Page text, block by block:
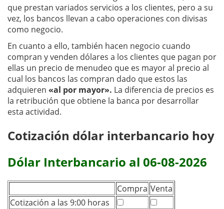
que prestan variados servicios a los clientes, pero a su
vez, los bancos llevan a cabo operaciones con divisas
como negocio.
En cuanto a ello, también hacen negocio cuando
compran y venden dólares a los clientes que pagan por
ellas un precio de menudeo que es mayor al precio al
cual los bancos las compran dado que estos las
adquieren «al por mayor». La diferencia de precios es
la retribución que obtiene la banca por desarrollar
esta actividad.
Cotización dólar interbancario hoy
Dólar Interbancario al 06-08-2026
Compra Venta
Cotización a las 9:00 horas